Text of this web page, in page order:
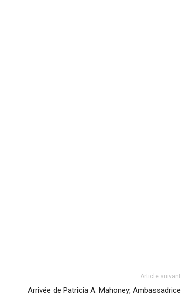
Article suivant
Arrivée de Patricia A. Mahoney, Ambassadrice